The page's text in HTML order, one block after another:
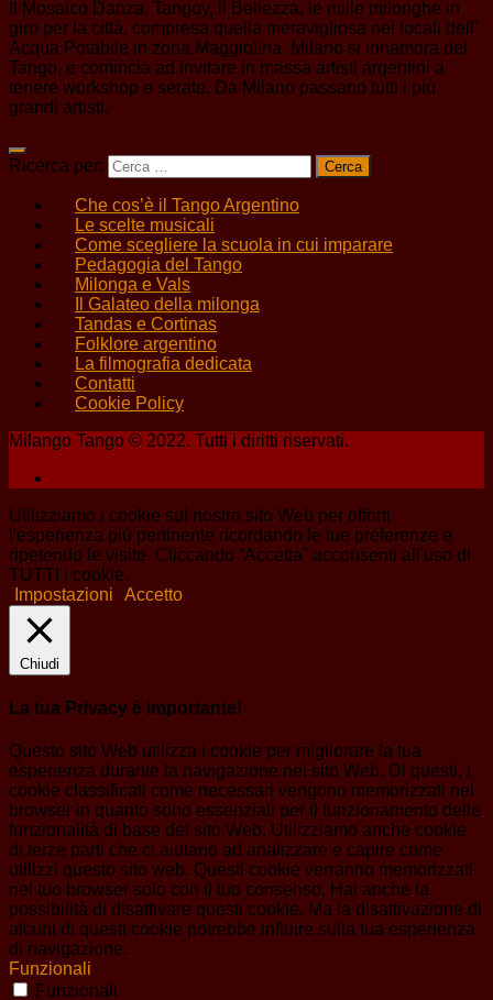
Il Mosaico Danza, Tangoy, il Bellezza, le mille milonghe in
giro per la città, compresa quella meravigliosa nei locali dell’
Acqua Potabile in zona Maggiolina. Milano si innamora del
Tango, e comincia ad invitare in massa artisti argentini a
tenere workshop e serate. Da Milano passano tutti i più
grandi artisti.
Ricerca per:
Che cos’è il Tango Argentino
Le scelte musicali
Come scegliere la scuola in cui imparare
Pedagogia del Tango
Milonga e Vals
Il Galateo della milonga
Tandas e Cortinas
Folklore argentino
La filmografia dedicata
Contatti
Cookie Policy
Milango Tango © 2022. Tutti i diritti riservati.
Utilizziamo i cookie sul nostro sito Web per offrirti
l'esperienza più pertinente ricordando le tue preferenze e
ripetendo le visite. Cliccando “Accetta” acconsenti all'uso di
TUTTI i cookie.
Impostazioni
Accetto
Chiudi
La tua Privacy è importante!
Questo sito Web utilizza i cookie per migliorare la tua
esperienza durante la navigazione nel sito Web. Di questi, i
cookie classificati come necessari vengono memorizzati nel
browser in quanto sono essenziali per il funzionamento delle
funzionalità di base del sito Web. Utilizziamo anche cookie
di terze parti che ci aiutano ad analizzare e capire come
utilizzi questo sito web. Questi cookie verranno memorizzati
nel tuo browser solo con il tuo consenso. Hai anche la
possibilità di disattivare questi cookie. Ma la disattivazione di
alcuni di questi cookie potrebbe influire sulla tua esperienza
di navigazione.
Funzionali
Funzionali